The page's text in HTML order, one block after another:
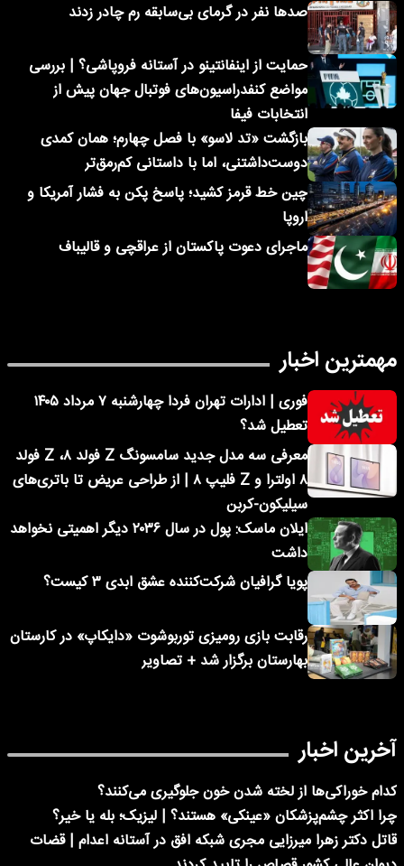
صدها نفر در گرمای بی‌سابقه رم چادر زدند
حمایت از اینفانتینو در آستانه فروپاشی؟ | بررسی
مواضع کنفدراسیون‌های فوتبال جهان پیش از
انتخابات فیفا
بازگشت «تد لاسو» با فصل چهارم؛ همان کمدی
دوست‌داشتنی، اما با داستانی کم‌رمق‌تر
چین خط قرمز کشید؛ پاسخ پکن به فشار آمریکا و
اروپا
ماجرای دعوت پاکستان از عراقچی و قالیباف
مهمترین اخبار
فوری | ادارات تهران فردا چهارشنبه ۷ مرداد ۱۴۰۵
تعطیل شد؟
معرفی سه مدل جدید سامسونگ Z فولد ۸، Z فولد
۸ اولترا و Z فلیپ ۸ | از طراحی عریض تا باتری‌های
سیلیکون-کربن
ایلان ماسک: پول در سال ۲۰۳۶ دیگر اهمیتی نخواهد
داشت
پویا گرافیان شرکت‌کننده عشق ابدی ۳ کیست؟
رقابت بازی رومیزی توربوشوت «دایکاپ» در کارستان
بهارستان برگزار شد + تصاویر
آخرین اخبار
کدام خوراکی‌ها از لخته شدن خون جلوگیری می‌کنند؟
چرا اکثر چشم‌پزشکان «عینکی» هستند؟ | لیزیک؛ بله یا خیر؟
قاتل دکتر زهرا میرزایی مجری شبکه افق در آستانه اعدام | قضات